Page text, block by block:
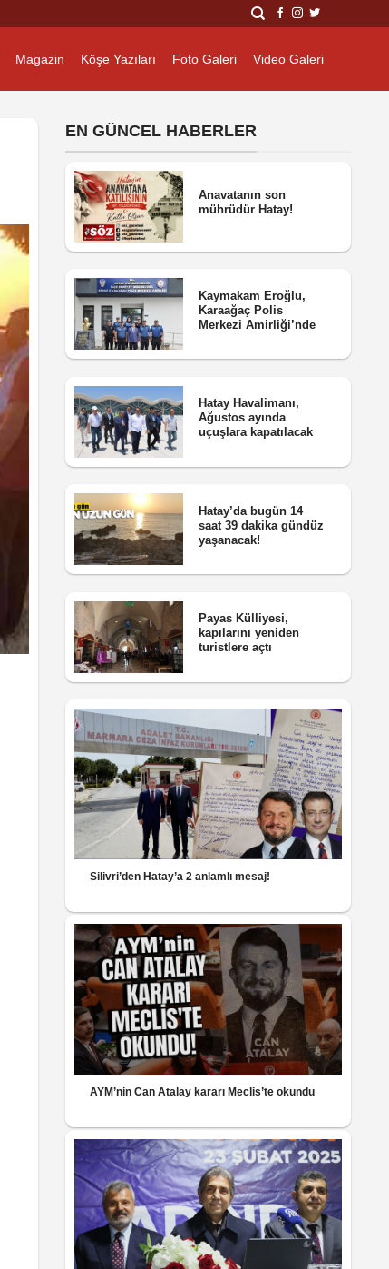
Magazin Köşe Yazıları Foto Galeri Video Galeri
EN GÜNCEL HABERLER
Anavatanın son
mührüdür Hatay!
Kaymakam Eroğlu,
Karaağaç Polis
Merkezi Amirliği’nde
Hatay Havalimanı,
Ağustos ayında
uçuşlara kapatılacak
Hatay’da bugün 14
saat 39 dakika gündüz
yaşanacak!
Payas Külliyesi,
kapılarını yeniden
turistlere açtı
Silivri’den Hatay’a 2 anlamlı mesaj!
AYM’nin Can Atalay kararı Meclis’te okundu